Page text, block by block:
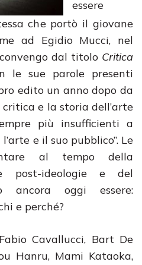
essere
che portò il giovane
ad Egidio Mucci, nel
dal titolo Critica
le sue parole presenti
edito un anno dopo da
critica e la storia dell’arte
più insufficienti a
e il suo pubblico”. Le
al tempo della
post-ideologie e del
ancora oggi essere:
e perché?
Fabio Cavallucci, Bart De
Hanru, Mami Kataoka,